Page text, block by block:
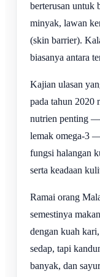
berterusan untuk
minyak, lawan
(skin barrier).
biasanya antara
Kajian ulasan
pada tahun 2020
nutrien penting —
lemak omega-3
fungsi halangan
serta keadaan
Ramai orang
semestinya
dengan kuah
sedap, tapi
banyak, dan